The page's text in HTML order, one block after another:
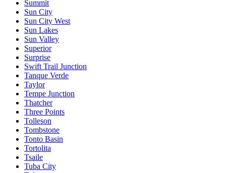
Summit
Sun City
Sun City West
Sun Lakes
Sun Valley
Superior
Surprise
Swift Trail Junction
Tanque Verde
Taylor
Tempe Junction
Thatcher
Three Points
Tolleson
Tombstone
Tonto Basin
Tortolita
Tsaile
Tuba City